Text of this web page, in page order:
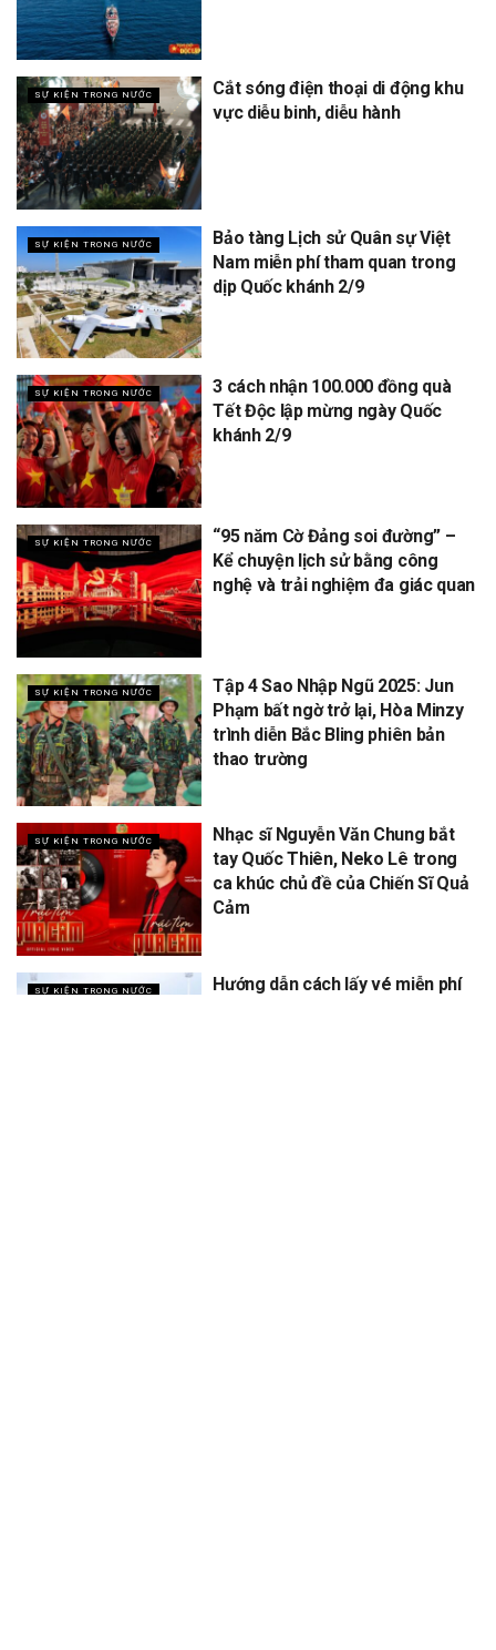
SỰ KIỆN TRONG NƯỚC
Cắt sóng điện thoại di động khu
vực diễu binh, diễu hành
SỰ KIỆN TRONG NƯỚC
Bảo tàng Lịch sử Quân sự Việt
Nam miễn phí tham quan trong
dịp Quốc khánh 2/9
SỰ KIỆN TRONG NƯỚC
3 cách nhận 100.000 đồng quà
Tết Độc lập mừng ngày Quốc
khánh 2/9
SỰ KIỆN TRONG NƯỚC
“95 năm Cờ Đảng soi đường” –
Kể chuyện lịch sử bằng công
nghệ và trải nghiệm đa giác quan
SỰ KIỆN TRONG NƯỚC
Tập 4 Sao Nhập Ngũ 2025: Jun
Phạm bất ngờ trở lại, Hòa Minzy
trình diễn Bắc Bling phiên bản
thao trường
SỰ KIỆN TRONG NƯỚC
Nhạc sĩ Nguyễn Văn Chung bắt
tay Quốc Thiên, Neko Lê trong
ca khúc chủ đề của Chiến Sĩ Quả
Cảm
SỰ KIỆN TRONG NƯỚC
Hướng dẫn cách lấy vé miễn phí